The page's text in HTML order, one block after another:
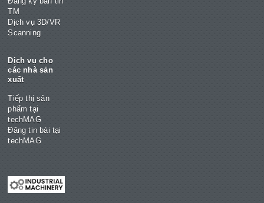
TM
Dịch vụ 3D/VR
Scanning
Dịch vụ cho
các nhà sản
xuất
Tiếp thị sản
phẩm tại
techMAG
Đăng tin bài tại
techMAG